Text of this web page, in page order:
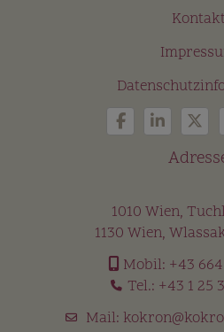
1010 Wien,
1130 Wien,
Mobil: +43
Tel.: +43 1 25
Mail: